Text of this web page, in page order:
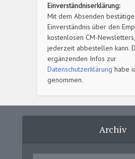
Einverständniserklärung:
Mit dem Absenden
Einverständnis über den
kostenlosen CM-
jederzeit abbestellen kann.
ergänzenden Infos zur
Datenschutzerklärung habe
genommen.
Archiv